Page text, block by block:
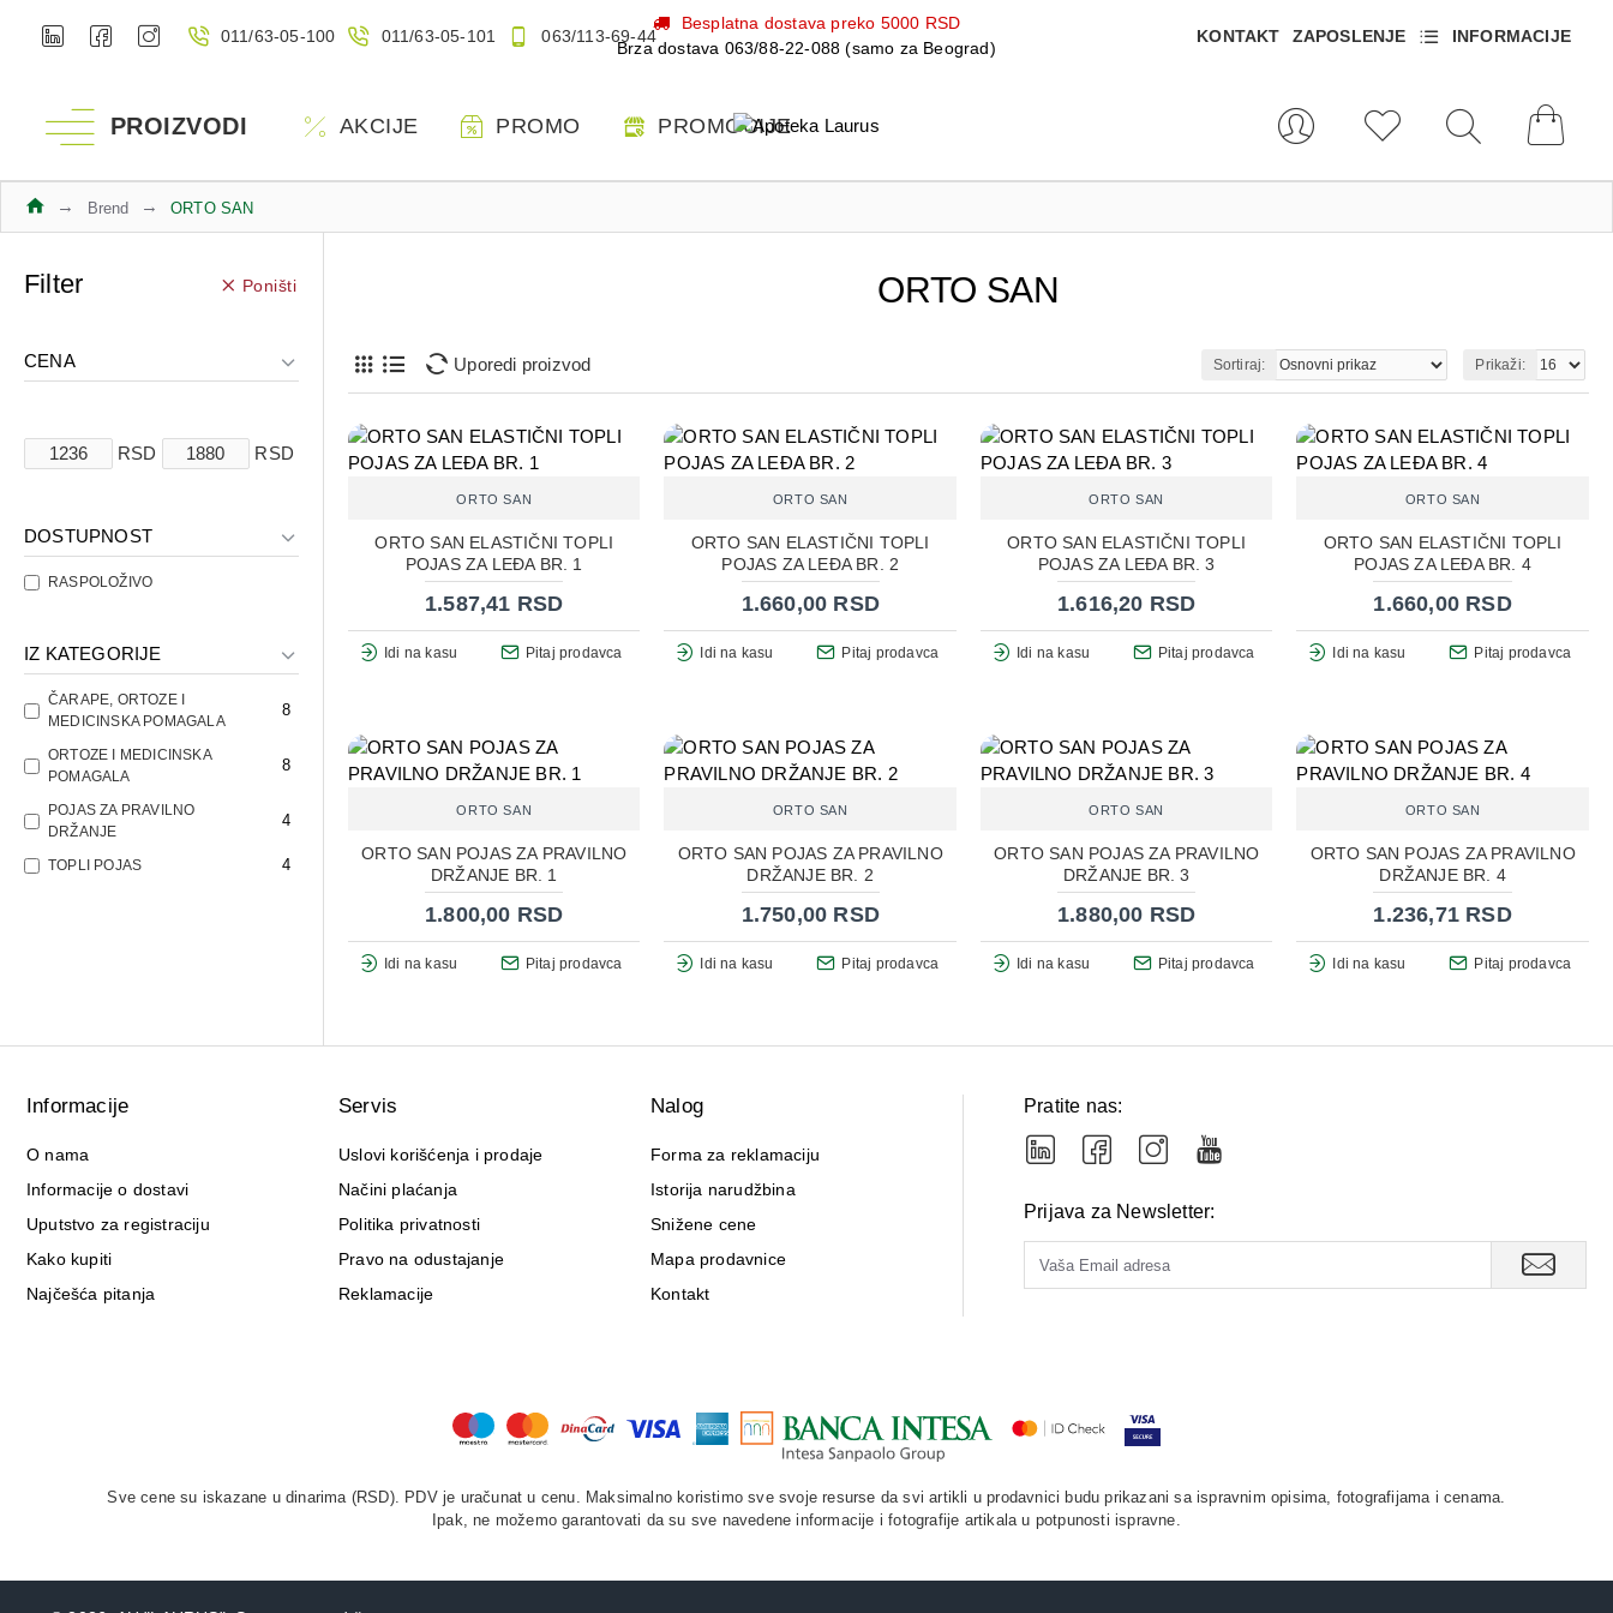
011/63-05-100 011/63-05-101 063/113-69-44
Besplatna dostava preko 5000 RSD
Brza dostava 063/88-22-088 (samo za Beograd)
KONTAKT ZAPOSLENJE INFORMACIJE
PROIZVODI AKCIJE PROMO PROMOCIJE
Brend ORTO SAN
Filter Poništi
CENA
RSD RSD
IZ KATEGORIJE
ČARAPE, ORTOZE I
MEDICINSKA POMAGALA
8
ORTOZE I MEDICINSKA
POMAGALA
8
POJAS ZA PRAVILNO
DRŽANJE
4
TOPLI POJAS 4
DOSTUPNOST
RASPOLOŽIVO
ORTO SAN
Uporedi proizvod Sortiraj: Prikaži:
ORTO SAN
ORTO SAN ELASTIČNI TOPLI
POJAS ZA LEĐA BR. 1
1.587,41 RSD
Idi na kasu Pitaj prodavca
ORTO SAN
ORTO SAN ELASTIČNI TOPLI
POJAS ZA LEĐA BR. 2
1.660,00 RSD
Idi na kasu Pitaj prodavca
ORTO SAN
ORTO SAN ELASTIČNI TOPLI
POJAS ZA LEĐA BR. 3
1.616,20 RSD
Idi na kasu Pitaj prodavca
ORTO SAN
ORTO SAN ELASTIČNI TOPLI
POJAS ZA LEĐA BR. 4
1.660,00 RSD
Idi na kasu Pitaj prodavca
ORTO SAN
ORTO SAN POJAS ZA PRAVILNO
DRŽANJE BR. 1
1.800,00 RSD
Idi na kasu Pitaj prodavca
ORTO SAN
ORTO SAN POJAS ZA PRAVILNO
DRŽANJE BR. 2
1.750,00 RSD
Idi na kasu Pitaj prodavca
ORTO SAN
ORTO SAN POJAS ZA PRAVILNO
DRŽANJE BR. 3
1.880,00 RSD
Idi na kasu Pitaj prodavca
ORTO SAN
ORTO SAN POJAS ZA PRAVILNO
DRŽANJE BR. 4
1.236,71 RSD
Idi na kasu Pitaj prodavca
Informacije
O nama
Informacije o dostavi
Uputstvo za registraciju
Kako kupiti
Najčešća pitanja
Servis
Uslovi korišćenja i prodaje
Načini plaćanja
Politika privatnosti
Pravo na odustajanje
Reklamacije
Nalog
Forma za reklamaciju
Istorija narudžbina
Snižene cene
Mapa prodavnice
Kontakt
Pratite nas:
Prijava za Newsletter:
Sve cene su iskazane u dinarima (RSD). PDV je uračunat u cenu. Maksimalno koristimo sve svoje resurse da svi artikli u prodavnici budu prikazani sa ispravnim opisima, fotografijama i cenama.
Ipak, ne možemo garantovati da su sve navedene informacije i fotografije artikala u potpunosti ispravne.